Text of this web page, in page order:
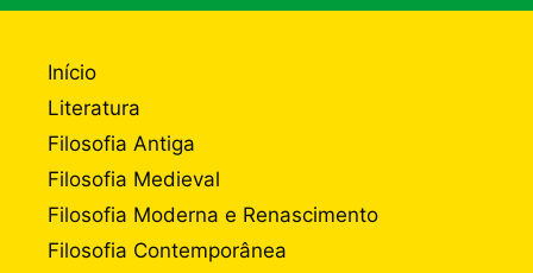
Início
Literatura
Filosofia Antiga
Filosofia Medieval
Filosofia Moderna e Renascimento
Filosofia Contemporânea